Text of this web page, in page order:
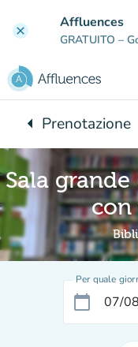
clear Affluences
GRATUITO –
arrow_leftTorna a:
Prenotazione
Sala
con
Per quale
calendar_today